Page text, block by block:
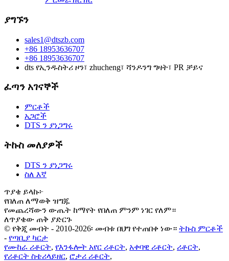
ያግኙን
sales1@dtszb.com
+86 18953636707
+86 18953636707
dts የኢንዱስትሪ ዞን፣ zhucheng፣ ሻንዶንግ ግዛት፣ PR ቻይና
ፈጣን አገናኞች
ምርቶች
አጋሮች
DTS ን ያነጋግሩ
ትኩስ መለያዎች
DTS ን ያነጋግሩ
ስለ እኛ
ጥያቄ ይላኩ፦
የበለጠ ለማወቅ ዝግጁ
የመጨረሻውን ውጤት ከማየት የበለጠ ምንም ነገር የለም።
ለጥያቄው ጠቅ ያድርጉ
© የቅጂ መብት - 2010-2026፡ መብቱ በህግ የተጠበቀ ነው። ትኩስ ምርቶች
- የጣቢያ ካርታ
የሙከራ ሪቶርት, የእንፋሎት አየር ሪቶርት, አቀባዊ ሪቶርት, ሪቶርት,
የሪቶርት ስቴሪላይዘር, ሮታሪ ሪቶርት,